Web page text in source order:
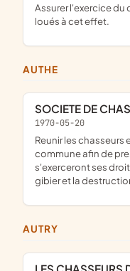
assurer l'exercice du droit de chasse sur des terrains
loués à cet effet.
AUTHE
SOCIETE DE
1970-05-20
reunir les chasseurs et proprietaires habitants ou non la
commune afin de
s'exerceront ses
gibier et la
AUTRY
LES CHASSEURS